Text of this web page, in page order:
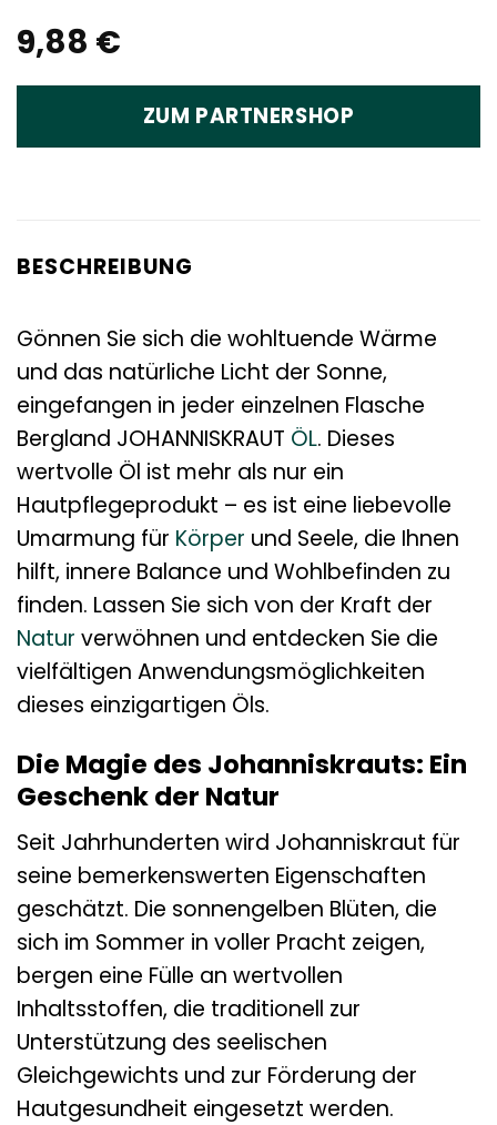
9,88 €
ZUM PARTNERSHOP
BESCHREIBUNG
Gönnen Sie sich die wohltuende Wärme
und das natürliche Licht der Sonne,
eingefangen in jeder einzelnen Flasche
Bergland JOHANNISKRAUT ÖL. Dieses
wertvolle Öl ist mehr als nur ein
Hautpflegeprodukt – es ist eine liebevolle
Umarmung für Körper und Seele, die Ihnen
hilft, innere Balance und Wohlbefinden zu
finden. Lassen Sie sich von der Kraft der
Natur verwöhnen und entdecken Sie die
vielfältigen Anwendungsmöglichkeiten
dieses einzigartigen Öls.
Die Magie des Johanniskrauts: Ein
Geschenk der Natur
Seit Jahrhunderten wird Johanniskraut für
seine bemerkenswerten Eigenschaften
geschätzt. Die sonnengelben Blüten, die
sich im Sommer in voller Pracht zeigen,
bergen eine Fülle an wertvollen
Inhaltsstoffen, die traditionell zur
Unterstützung des seelischen
Gleichgewichts und zur Förderung der
Hautgesundheit eingesetzt werden.